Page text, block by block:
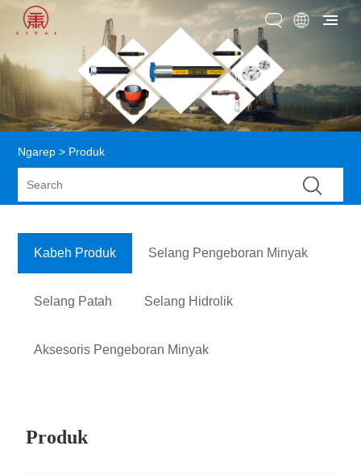
Ngarep > Produk
Kabeh Produk Selang Pengeboran Minyak
Selang Patah Selang Hidrolik
Aksesoris Pengeboran Minyak
Produk